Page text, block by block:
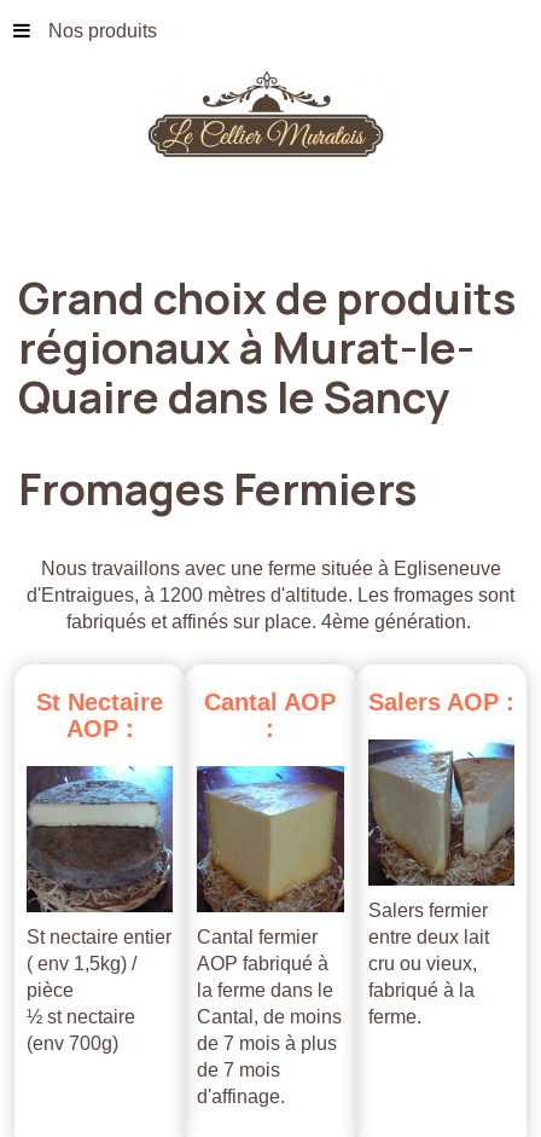
Nos produits
Grand choixde produits
régionauxà Murat-le-
Quairedans leSancy
Fromages Fermiers
Nous travaillons avec une ferme située à Egliseneuve
d'Entraigues, à 1200 mètres d'altitude. Les fromages sont
fabriqués et affinés sur place. 4ème génération.
St Nectaire
AOP :
St nectaire entier
( env 1,5kg) /
pièce
½ st nectaire
(env 700g)
Cantal AOP
:
Cantal fermier
AOP fabriqué à
la ferme dans le
Cantal, de moins
de 7 mois à plus
de 7 mois
d'affinage.
Salers AOP :
Salers fermier
entre deux lait
cru ou vieux,
fabriqué à la
ferme.